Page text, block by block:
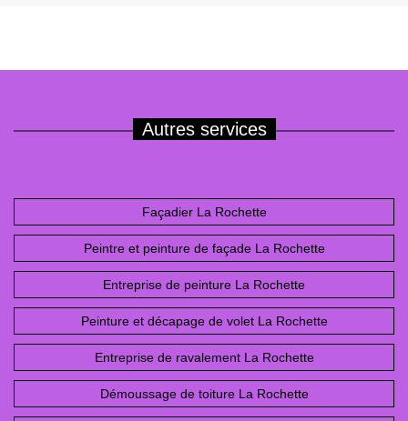
Autres services
Façadier La Rochette
Peintre et peinture de façade La Rochette
Entreprise de peinture La Rochette
Peinture et décapage de volet La Rochette
Entreprise de ravalement La Rochette
Démoussage de toiture La Rochette